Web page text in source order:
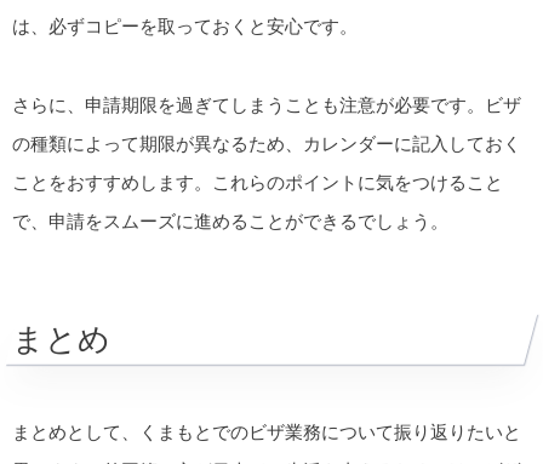
は、必ずコピーを取っておくと安心です。
さらに、申請期限を過ぎてしまうことも注意が必要です。ビザ
の種類によって期限が異なるため、カレンダーに記入しておく
ことをおすすめします。これらのポイントに気をつけること
で、申請をスムーズに進めることができるでしょう。
まとめ
まとめとして、くまもとでのビザ業務について振り返りたいと